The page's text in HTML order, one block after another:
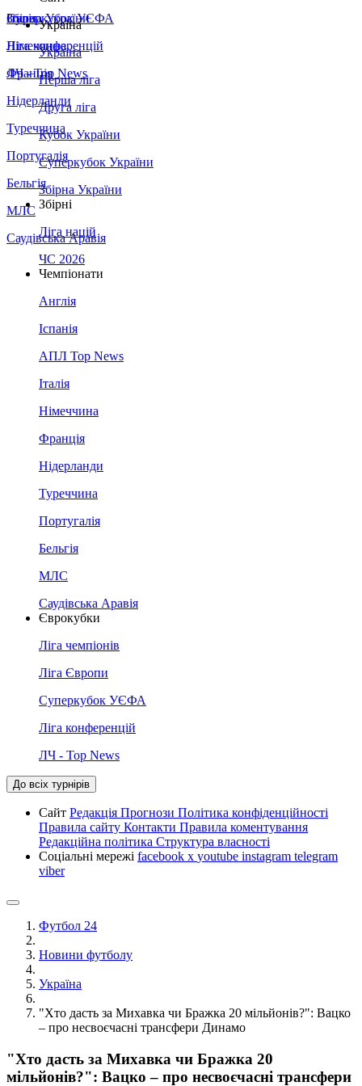
Збірна України
Італія
Німеччина
Франція
Нідерланди
Туреччина
Португалія
Бельгія
МЛС
Саудівська Аравія
Суперкубок УЄФА
Ліга конференцій
ЛЧ - Top News
Україна
Україна
Перша ліга
Друга ліга
Кубок України
Суперкубок України
Збірна України
Збірні
Ліга націй
ЧС 2026
Чемпіонати
Англія
Іспанія
АПЛ Top News
Італія
Німеччина
Франція
Нідерланди
Туреччина
Португалія
Бельгія
МЛС
Саудівська Аравія
Єврокубки
Ліга чемпіонів
Ліга Європи
Суперкубок УЄФА
Ліга конференцій
ЛЧ - Top News
До всіх турнірів
Сайт Редакція Прогнози Політика конфіденційності
Правила сайту Контакти Правила коментування
Редакційна політика Структура власності
Соціальні мережі facebook x youtube instagram telegram
viber
Футбол 24
Новини футболу
Україна
"Хто дасть за Михавка чи Бражка 20 мільйонів?": Вацко
– про несвоєчасні трансфери Динамо
"Хто дасть за Михавка чи Бражка 20
мільйонів?": Вацко – про несвоєчасні трансфери